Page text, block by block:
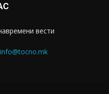
вести
info@tocno.mk